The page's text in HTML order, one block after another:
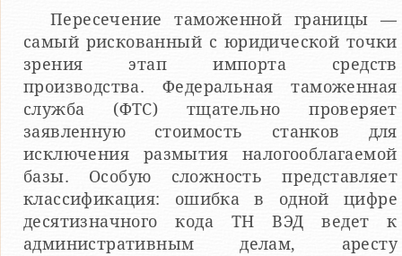
Пересечение таможенной границы —
самый рискованный с юридической точки
зрения этап импорта средств
производства. Федеральная таможенная
служба (ФТС) тщательно проверяет
заявленную стоимость станков для
исключения размытия налогооблагаемой
базы. Особую сложность представляет
классификация: ошибка в одной цифре
десятизначного кода ТН ВЭД ведет к
административным делам, аресту